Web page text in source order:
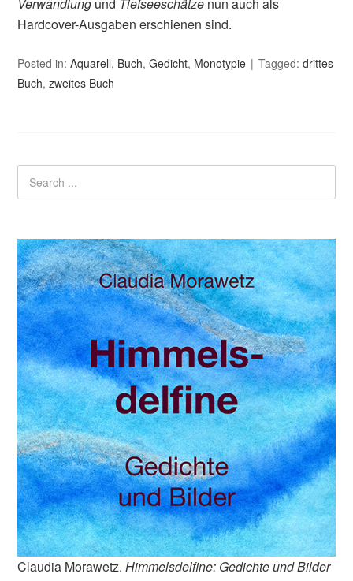
Verwandlung und Tiefseeschätze nun auch als
Hardcover-Ausgaben erschienen sind.
Posted in:Aquarell, Buch,Gedicht, Monotypie Tagged:drittes
Buch,zweites Buch
Claudia Morawetz.Himmelsdelfine: Gedichte und Bilder